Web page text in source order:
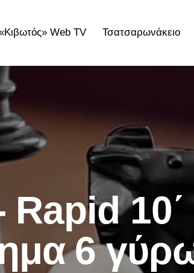
Web TV Τσατσαρωνάκειο
TV
10΄
6